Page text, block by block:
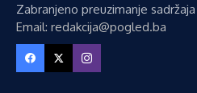
Zabranjeno preuzimanje
Email: redakcija@pogled.ba